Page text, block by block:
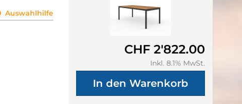
Auswahlhilfe
CHF 2'822.00
Inkl. 8.1% MwSt.